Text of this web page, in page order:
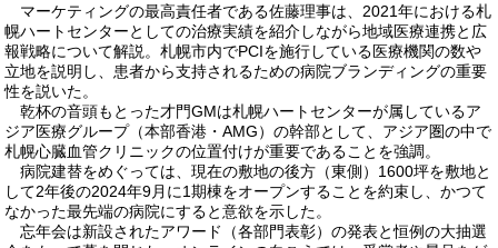
マーケティングの最高責任者である佐藤理事は、2021年における札
幌ハートセンターとしての治療実績を紹介しながら地域医療連携と広
報戦略について解説。札幌市内でPCIを施行している医療機関の数や
立地を説明し、患者から支持されるための病院ブランディングの重要
性を説いた。
乾杯の音頭もとった才門GMは札幌ハートセンターが属しているア
ジア医療グループ（本部香港・AMG）の幹部として、アジア圏の中で
札幌心臓血管クリニックの位置付けが重要であることを強調。
病院建替をめぐっては、現在の敷地の後方（東側）1600坪を敷地と
して2年後の2024年9月に1期棟をオープンすることを約束し、かつて
なかった最先端の病院にすると意欲を示した。
忘年会は新設されたアワード（各部門表彰）の発表と恒例の大抽選